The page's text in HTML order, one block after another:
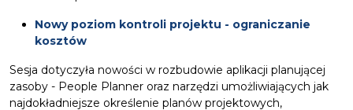
Nowy poziom kontroli projektu - ograniczanie
kosztów
Sesja dotyczyła nowości w rozbudowie aplikacji planującej
zasoby - People Planner oraz narzędzi umożliwiających jak
najdokładniejsze określenie planów projektowych,